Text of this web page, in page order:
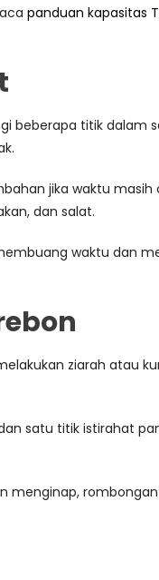
panduan kapasitas
beberapa titik dalam
jika waktu masih
dan salat.
waktu dan
ziarah atau
satu titik istirahat
menginap,